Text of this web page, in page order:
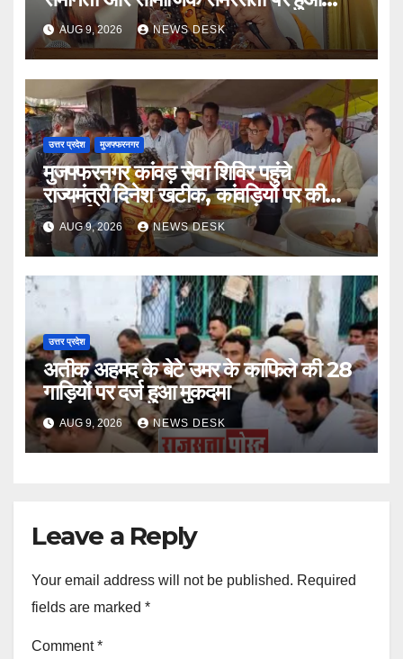
मंथन
AUG 9, 2026 NEWS DESK
उत्तर प्रदेश मुजफ्फरनगर
मुजफ्फरनगर कांवड़ सेवा शिविर पहुंचे
राज्यमंत्री दिनेश खटीक, कांवड़ियों पर की
पुष्पवर्षा ’
AUG 9, 2026 NEWS DESK
उत्तर प्रदेश
अतीक अहमद के बेटे उमर के काफिले की 28
गाड़ियों पर दर्ज हुआ मुकदमा
AUG 9, 2026 NEWS DESK
Leave a Reply
Your email address will not be published. Required
fields are marked *
Comment*